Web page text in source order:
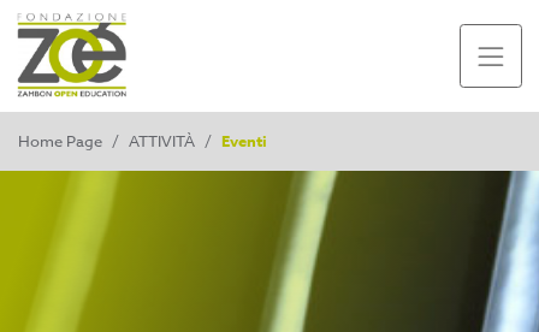
Home Page / ATTIVITÀ / Eventi